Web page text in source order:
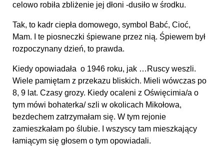
celowo robiła zbliżenie jej dłoni -dusiło w środku.
Tak, to kadr ciepła domowego, symbol Babć, Cioć,
Mam. I te piosneczki śpiewane przez nią. Śpiewem był
rozpoczynany dzień, to prawda.
Kiedy opowiadała o 1946 roku, jak …Ruscy weszli.
Wiele pamiętam z przekazu bliskich. Mieli wówczas po
8, 9 lat. Czasy grozy. Kiedy ocaleni z Oświęcimia/a o
tym mówi bohaterka/ szli w okolicach Mikołowa,
bezdechem zatrzymałam się. W tym rejonie
zamieszkałam po ślubie. I wszyscy tam mieszkający
łamiącym się głosem o tym opowiadali.